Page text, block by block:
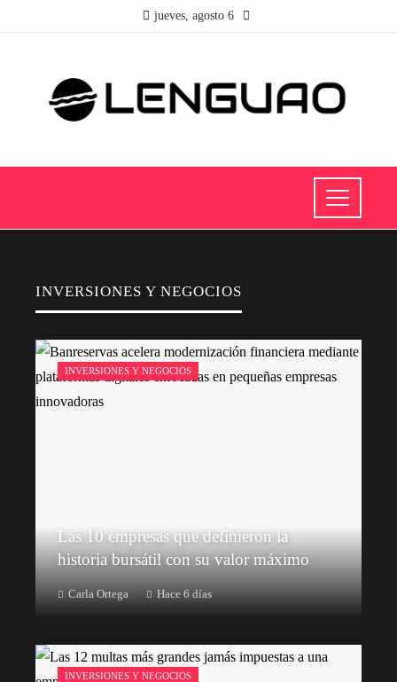
jueves, agosto 6
INVERSIONES Y NEGOCIOS
INVERSIONES Y NEGOCIOS
Las 10 empresas que definieron la
historia bursátil con su valor máximo
Carla Ortega Hace 6 días
INVERSIONES Y NEGOCIOS